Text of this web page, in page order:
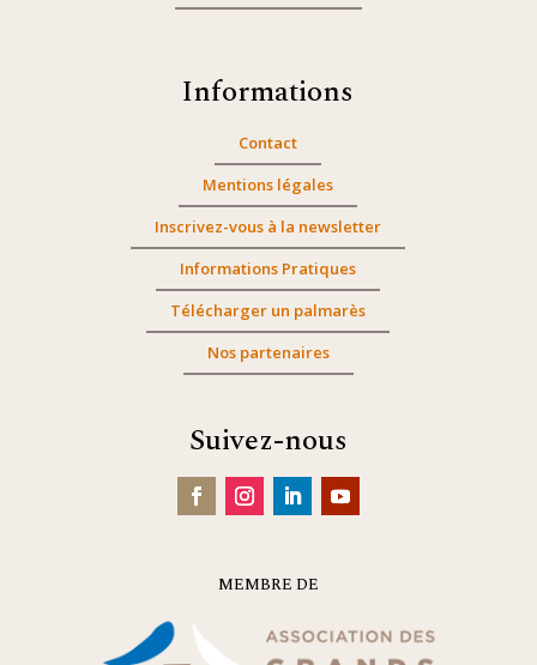
Informations
Contact
Mentions légales
Inscrivez-vous à la newsletter
Informations Pratiques
Télécharger un palmarès
Nos partenaires
Suivez-nous
MEMBRE DE